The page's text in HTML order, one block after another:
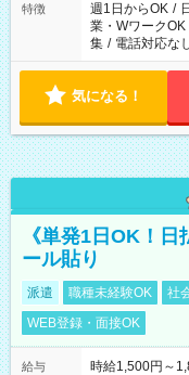
特徴 週1日からOK /
業・WワークOK
集 / 電話対応な
気になる！
《単発1日OK！
ール貼り
派遣 職種未経験OK 社
WEB登録・面接OK
給与
時給1,500円～